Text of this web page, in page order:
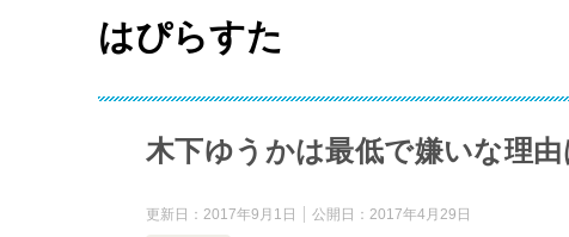
はぴらすた
木下ゆうかは最低で嫌いな理
更新日： 2017年9月1日 公開日： 2017年4月29日